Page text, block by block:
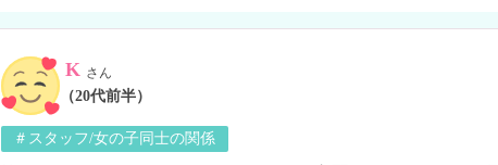
K さん
（20代前半）
＃スタッフ/女の子同士の関係